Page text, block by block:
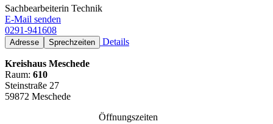
Sachbearbeiterin Technik
E-Mail senden
0291-941608
Adresse Sprechzeiten Details
Kreishaus Meschede
Raum: 610
Steinstraße 27
59872 Meschede
Öffnungszeiten